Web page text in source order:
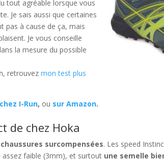
tout agréable lorsque vous
Je sais aussi que certaines
pas à cause de ça, mais
Je vous conseille
la mesure du possible
retrouvez mon test plus
I-Run, ou sur Amazon.
de chez Hoka
chaussures surcompensées. Les speed
faible (3mm), et surtout une semelle